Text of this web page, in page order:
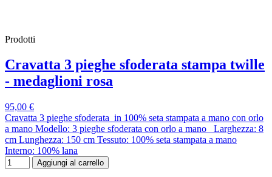
Prodotti
Cravatta 3 pieghe sfoderata stampa twille
- medaglioni rosa
95,00 €
Cravatta 3 pieghe sfoderata in 100% seta stampata a mano con orlo
a mano Modello: 3 pieghe sfoderata con orlo a mano Larghezza: 8
cm Lunghezza: 150 cm Tessuto: 100% seta stampata a mano
Interno: 100% lana
Aggiungi al carrello